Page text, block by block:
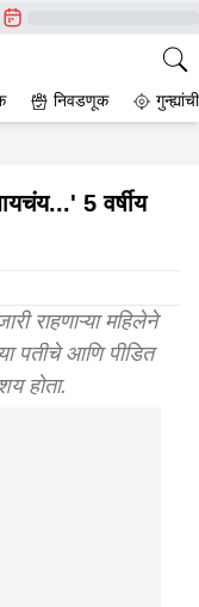
CrimeTak
निवडणूक
5 year old girl due
5 वर्षीय
राहणाऱ्या महिलेने
पतीचे आणि पीडित
होता.